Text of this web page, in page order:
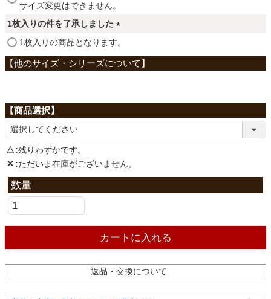
寝具
ラグ
マット
生活用品
サイズ変更はできません。
1枚入りの件を了承しました
(
必
須
1枚入りの商品となります。
△ 残りわずかです。
✕ ただいま在庫がございません。
カートに入れる
返品・交換について